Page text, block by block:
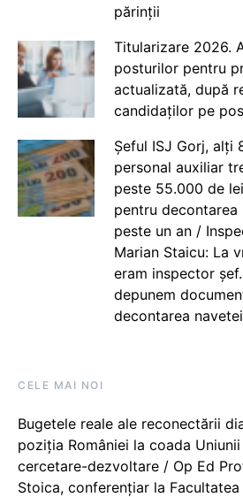
părinții
Titularizare 2026.
posturilor pentru
actualizată, după
candidaților pe
Șeful ISJ Gorj, alți
personal auxiliar
peste 55.000 de
pentru
peste un an /
Marian Staicu: La
eram inspector
depunem
decontarea navetei
CELE MAI NOI
Bugetele reale ale reconectării
poziția României la coada
cercetare-dezvoltare / Op Ed
Stoica, conferențiar la